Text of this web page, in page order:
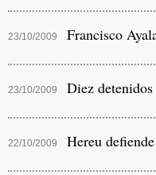
23/10/2009 Francisco
23/10/2009 Diez
22/10/2009 Hereu